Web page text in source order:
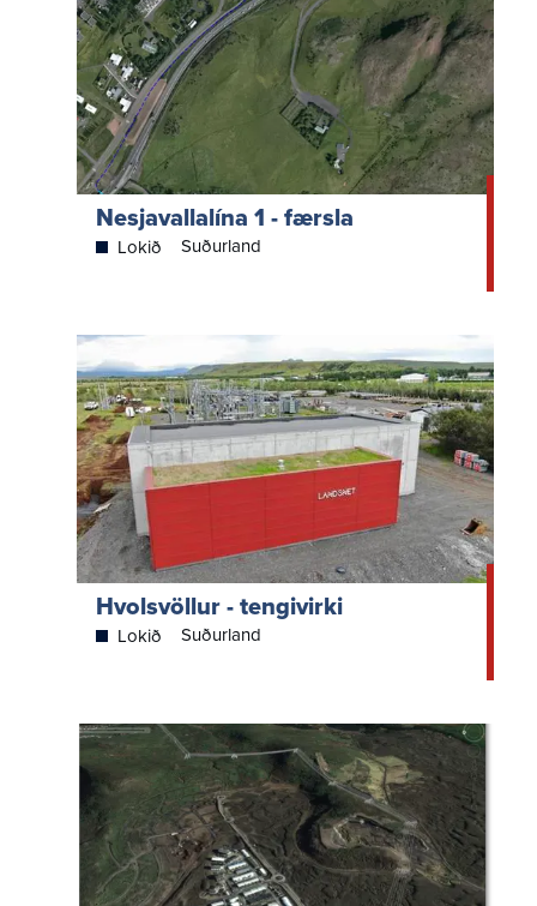
Nesjavallalína 1 - færsla
Lokið Suðurland
Hvolsvöllur - tengivirki
Lokið Suðurland